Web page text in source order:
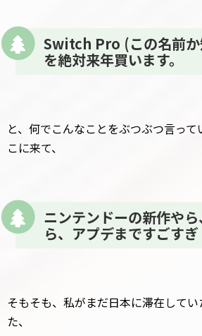
Switch Pro (この名前か
を絶対来年買います。
と、何でこんなことをぶつぶつ言っ
こに来て、
ニンテンドーの新作や
ら、アプデまですごすぎ
そもそも、私がまだ日本に滞在して
た、